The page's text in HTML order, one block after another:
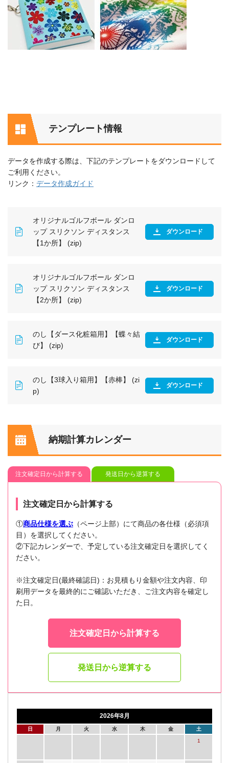
テンプレート情報
データを作成する際は、下記のテンプレートをダウンロードして
ご利用ください。
リンク： データ作成ガイド
オリジナルゴルフボール ダンロ
ップ スリクソン ディスタンス
【1か所】 (zip)
ダウンロード
オリジナルゴルフボール ダンロ
ップ スリクソン ディスタンス
【2か所】 (zip)
ダウンロード
のし【ダース化粧箱用】【蝶々結
び】 (zip)
ダウンロード
のし【3球入り箱用】【赤棒】 (zi
p)
ダウンロード
納期計算カレンダー
注文確定日から計算する 発送日から逆算する
注文確定日から計算する
①商品仕様を選ぶ （ページ上部）にて商品の各仕様（必須項
目）を選択してください。
②下記カレンダーで、予定している注文確定日を選択してく
ださい。
※注文確定日(最終確認日)：お見積もり金額や注文内容、印
刷用データを最終的にご確認いただき、ご注文内容を確定し
た日。
注文確定日から計算する
発送日から逆算する
2026年8月
日 月 火 水 木 金 土
1